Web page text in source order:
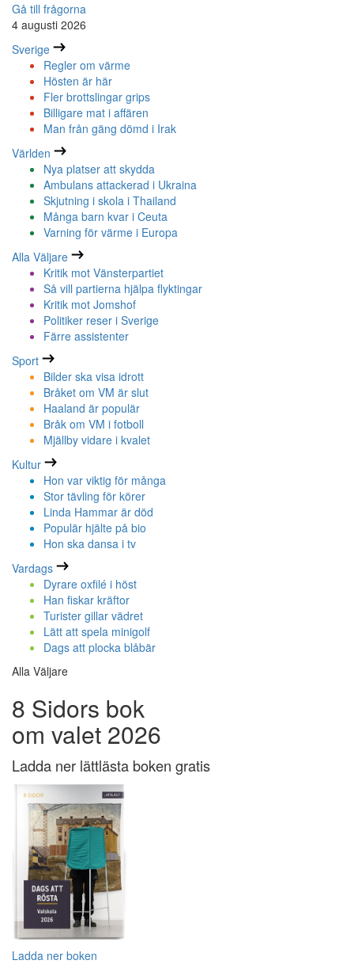
Gå till frågorna
4 augusti 2026
Sverige
Regler om värme
Hösten är här
Fler brottslingar grips
Billigare mat i affären
Man från gäng dömd i Irak
Världen
Nya platser att skydda
Ambulans attackerad i Ukraina
Skjutning i skola i Thailand
Många barn kvar i Ceuta
Varning för värme i Europa
Alla Väljare
Kritik mot Vänsterpartiet
Så vill partierna hjälpa flyktingar
Kritik mot Jomshof
Politiker reser i Sverige
Färre assistenter
Sport
Bilder ska visa idrott
Bråket om VM är slut
Haaland är populär
Bråk om VM i fotboll
Mjällby vidare i kvalet
Kultur
Hon var viktig för många
Stor tävling för körer
Linda Hammar är död
Populär hjälte på bio
Hon ska dansa i tv
Vardags
Dyrare oxfilé i höst
Han fiskar kräftor
Turister gillar vädret
Lätt att spela minigolf
Dags att plocka blåbär
Alla Väljare
8 Sidors bok
om valet 2026
Ladda ner lättlästa boken gratis
Ladda ner boken